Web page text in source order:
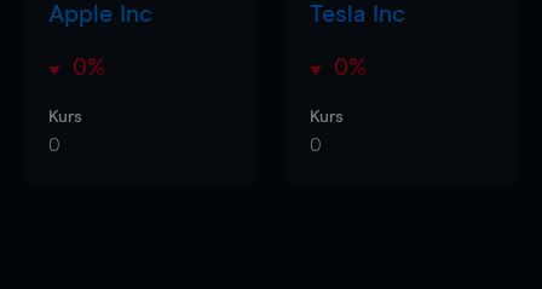
Apple Inc
0%
Kurs
0
Tesla Inc
0%
Kurs
0